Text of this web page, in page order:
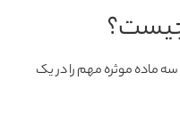
ماده موثره مهم را در یک